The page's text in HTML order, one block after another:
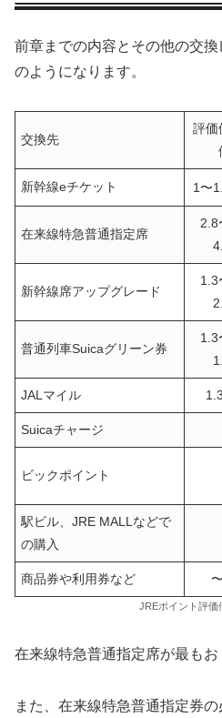
前章までの内容とその他の交
のようになります。
交換先
評価
新幹線eチケット 1〜
在来線特急普通指定席
2.8
新幹線席アップグレード
1.3
普通列車Suicaグリーン券
1.3
JALマイル
Suicaチャージ
ビックポイント
駅ビル、JRE MALLなどで
の購入
商品券や利用券など
JREポイント評価
在来線特急普通指定席が最もお
また、在来線特急普通指定券